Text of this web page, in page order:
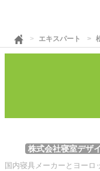
エキスパート
株式会社寝室デザ
国内寝具メーカーとヨーロ